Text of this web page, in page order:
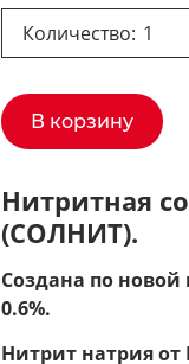
Количество:
В корзину
Нитритная
(СОЛНИТ).
Создана по
0.6%.
Нитрит натрия от